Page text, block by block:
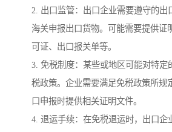
2. 出口监管：出口企业需要遵守的出
海关申报出口货物。可能需要提供证
可证、出口报关单等。
3. 免税制度：某些或地区可能对特定
税政策。企业需要满足免税政策所规
口申报时提供相关证明文件。
4. 退运手续：在免税退运时，出口企